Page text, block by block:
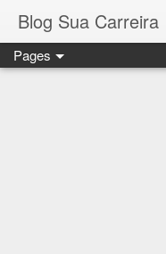
Blog Sua Carreira
Pages